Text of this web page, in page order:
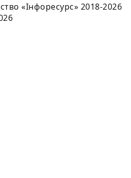
«Інфоресурс» 2018-2026